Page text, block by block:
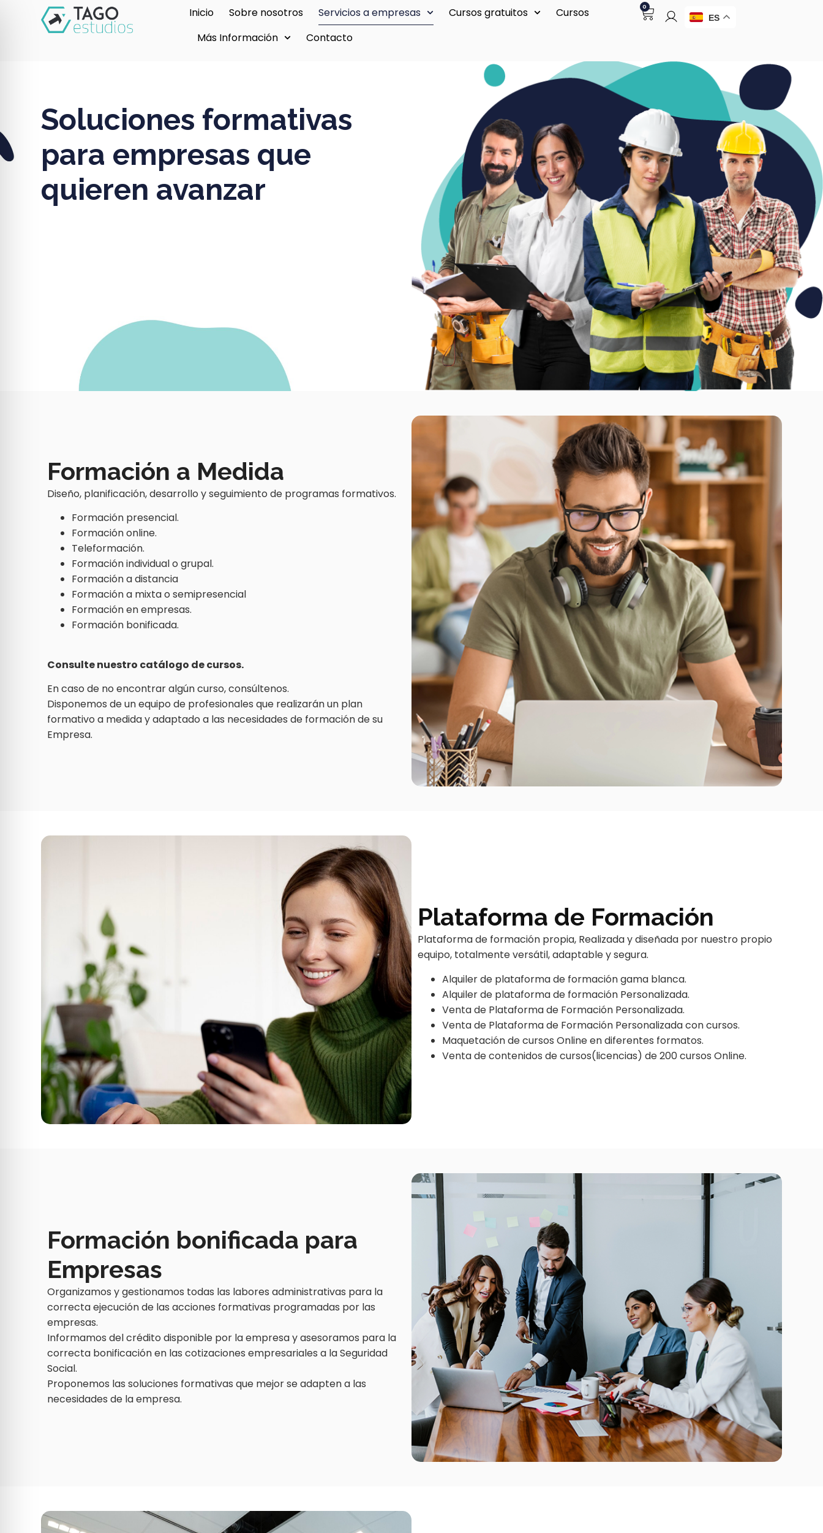
Inicio Sobre nosotros Servicios a empresas Cursos gratuitos
Cursos
Más Información
Contacto
0
ES
Soluciones formativas
para empresas que
quieren avanzar
Formación a Medida
Diseño, planificación, desarrollo y seguimiento de programas formativos.
Formación presencial.
Formación online.
Teleformación.
Formación individual o grupal.
Formación a distancia
Formación a mixta o semipresencial
Formación en empresas.
Formación bonificada.
Consulte nuestro catálogo de cursos.
En caso de no encontrar algún curso, consúltenos.
Disponemos de un equipo de profesionales que realizarán un plan
formativo a medida y adaptado a las necesidades de formación de su
Empresa.
Plataforma de Formación
Plataforma de formación propia, Realizada y diseñada por nuestro propio
equipo, totalmente versátil, adaptable y segura.
Alquiler de plataforma de formación gama blanca.
Alquiler de plataforma de formación Personalizada.
Venta de Plataforma de Formación Personalizada.
Venta de Plataforma de Formación Personalizada con cursos.
Maquetación de cursos Online en diferentes formatos.
Venta de contenidos de cursos(licencias) de 200 cursos Online.
Formación bonificada para
Empresas
Organizamos y gestionamos todas las labores administrativas para la
correcta ejecución de las acciones formativas programadas por las
empresas.
Informamos del crédito disponible por la empresa y asesoramos para la
correcta bonificación en las cotizaciones empresariales a la Seguridad
Social.
Proponemos las soluciones formativas que mejor se adapten a las
necesidades de la empresa.